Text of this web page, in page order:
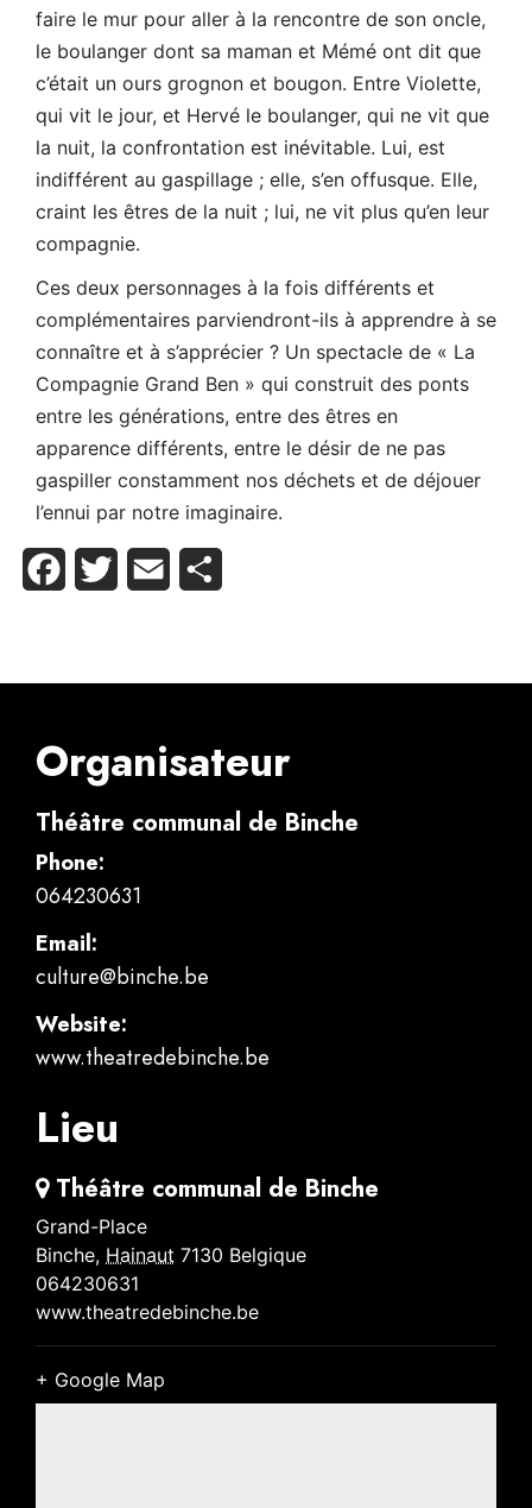
faire le mur pour aller à la rencontre de son oncle,
le boulanger dont sa maman et Mémé ont dit que
c’était un ours grognon et bougon. Entre Violette,
qui vit le jour, et Hervé le boulanger, qui ne vit que
la nuit, la confrontation est inévitable. Lui, est
indifférent au gaspillage ; elle, s’en offusque. Elle,
craint les êtres de la nuit ; lui, ne vit plus qu’en leur
compagnie.
Ces deux personnages à la fois différents et
complémentaires parviendront-ils à apprendre à se
connaître et à s’apprécier ? Un spectacle de « La
Compagnie Grand Ben » qui construit des ponts
entre les générations, entre des êtres en
apparence différents, entre le désir de ne pas
gaspiller constamment nos déchets et de déjouer
l’ennui par notre imaginaire.
Facebook
Twitter Email
Organisateur
Théâtre communal de Binche
Phone:
064230631
Email:
culture@binche.be
Website:
www.theatredebinche.be
Lieu
Théâtre communal de Binche
Grand-Place
Binche, Hainaut 7130 Belgique
064230631
www.theatredebinche.be
+ Google Map